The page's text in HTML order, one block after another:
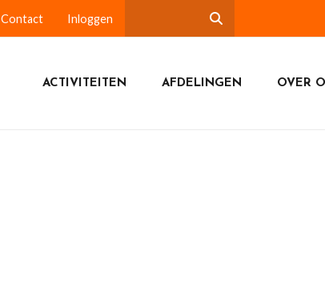
Contact Inloggen
ACTIVITEITEN AFDELINGEN OVER